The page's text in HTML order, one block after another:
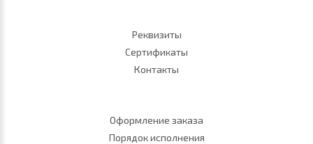
Реквизиты
Сертификаты
Контакты
Оформление заказа
Порядок исполнения